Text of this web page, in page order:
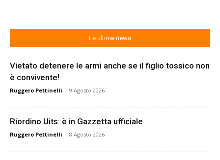
Le ultime news
Vietato detenere le armi anche se il figlio tossico non
è convivente!
Ruggero Pettinelli - 9 Agosto 2026
Riordino Uits: è in Gazzetta ufficiale
Ruggero Pettinelli - 8 Agosto 2026